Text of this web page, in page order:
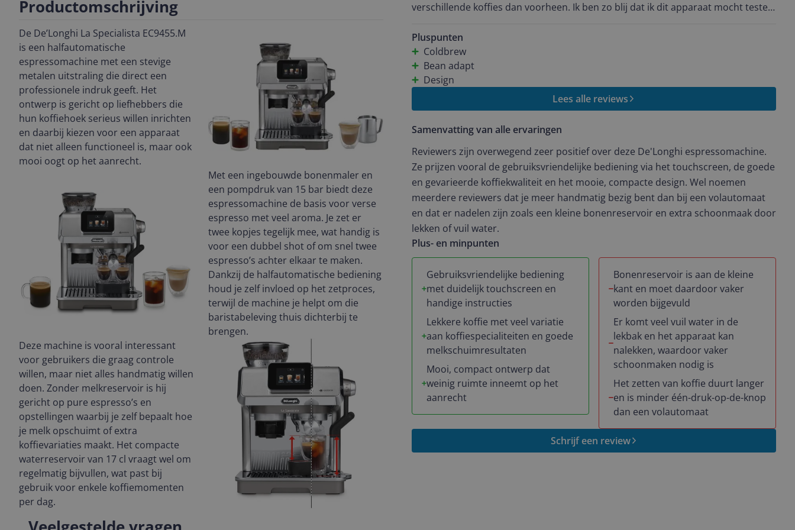
Productomschrijving
De De’Longhi La Specialista EC9455.M
is een halfautomatische
espressomachine met een stevige
metalen uitstraling die direct een
professionele indruk geeft. Het
ontwerp is gericht op liefhebbers die
hun koffiehoek serieus willen inrichten
en daarbij kiezen voor een apparaat
dat niet alleen functioneel is, maar ook
mooi oogt op het aanrecht.
Met een ingebouwde bonenmaler en
een pompdruk van 15 bar biedt deze
espressomachine de basis voor verse
espresso met veel aroma. Je zet er
twee kopjes tegelijk mee, wat handig is
voor een dubbel shot of om snel twee
espresso’s achter elkaar te maken.
Dankzij de halfautomatische bediening
houd je zelf invloed op het zetproces,
terwijl de machine je helpt om die
baristabeleving thuis dichterbij te
brengen.
Deze machine is vooral interessant
voor gebruikers die graag controle
willen, maar niet alles handmatig willen
doen. Zonder melkreservoir is hij
gericht op pure espresso’s en
opstellingen waarbij je zelf bepaalt hoe
je melk opschuimt of extra
koffievariaties maakt. Het compacte
waterreservoir van 17 cl vraagt wel om
regelmatig bijvullen, wat past bij
gebruik voor enkele koffiemomenten
per dag.
verschillende koffies dan voorheen. Ik ben zo blij dat ik dit apparaat mocht testen.
houden. Plantaardige melk schuimt goed op. Touch scherm is heel fijn en
apparaat geeft goede instructies. Waardoor ik het al snel onder knie had. Het lijkt
in het begin best ingewikkeld. Ik raad hem zeker aan. Maar verwacht geen koffie
met een druk op de knop.
Pluspunten
Coldbrew
Bean adapt
Design
Lees alle reviews
Samenvatting van alle ervaringen
Reviewers zijn overwegend zeer positief over deze De'Longhi espressomachine.
Ze prijzen vooral de gebruiksvriendelijke bediening via het touchscreen, de goede
en gevarieerde koffiekwaliteit en het mooie, compacte design. Wel noemen
meerdere reviewers dat je meer handmatig bezig bent dan bij een volautomaat
en dat er nadelen zijn zoals een kleine bonenreservoir en extra schoonmaak door
lekken of vuil water.
Plus- en minpunten
Gebruiksvriendelijke bediening
met duidelijk touchscreen en
handige instructies
Lekkere koffie met veel variatie
aan koffiespecialiteiten en goede
melkschuimresultaten
Mooi, compact ontwerp dat
weinig ruimte inneemt op het
aanrecht
Bonenreservoir is aan de kleine
kant en moet daardoor vaker
worden bijgevuld
Er komt veel vuil water in de
lekbak en het apparaat kan
nalekken, waardoor vaker
schoonmaken nodig is
Het zetten van koffie duurt langer
en is minder één-druk-op-de-knop
dan een volautomaat
Schrijf een review